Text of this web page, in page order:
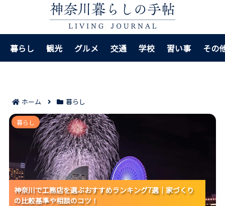
暮らし 観光 グルメ 交通 学校 習い事 その
ホーム 暮らし
神奈川で工務店を選ぶおすすめランキング7選｜家づく
りの比較基準や相談のコツ！
神奈川で工務店を選ぶおすすめランキング7選｜家づくり
の比較基準や相談のコツ！
神奈川で工務店を選ぶおすすめランキング7選｜家づくり
の比較基準や相談のコツ！
神奈川で工務店を選ぶおすすめランキング7選｜家づくり
の比較基準や相談のコツ！
暮らし